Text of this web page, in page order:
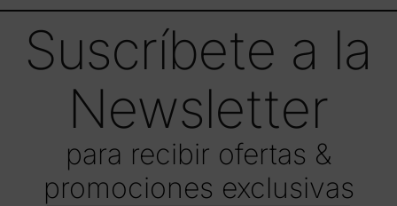
Suscríbete a la
Newsletter
para recibir ofertas &
promociones exclusivas